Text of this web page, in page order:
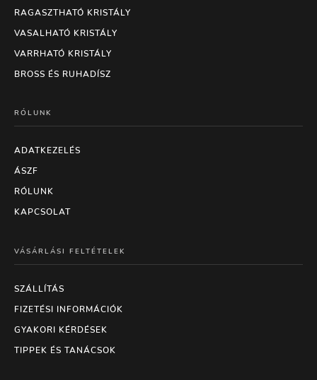
RAGASZTHATÓ KRISTÁLY
VASALHATÓ KRISTÁLY
VARRHATÓ KRISTÁLY
BROSS ÉS RUHADÍSZ
RÓLUNK
ADATKEZELÉS
ÁSZF
RÓLUNK
KAPCSOLAT
VÁSÁRLÁSI FELTÉTELEK
SZÁLLÍTÁS
FIZETÉSI INFORMÁCIÓK
GYAKORI KÉRDÉSEK
TIPPEK ÉS TANÁCSOK